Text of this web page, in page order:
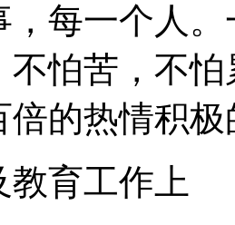
，每一个人
不怕苦，不
倍的热情积
育工作上